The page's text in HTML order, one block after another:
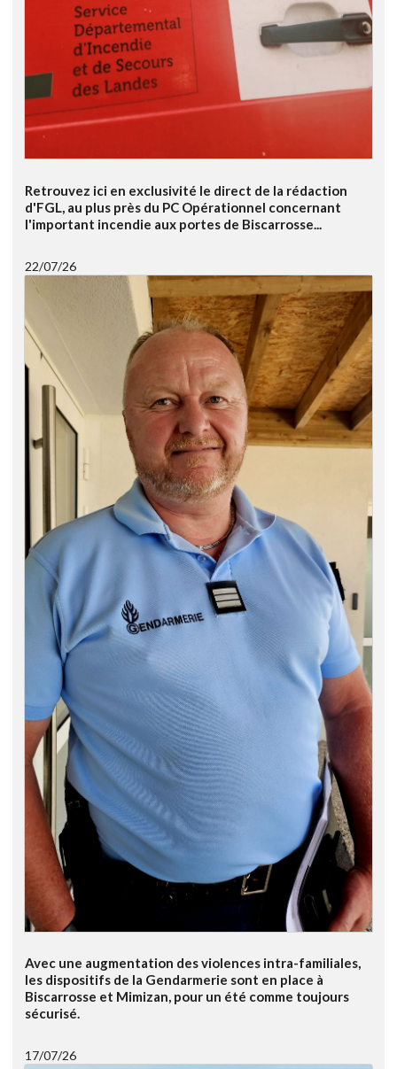
Retrouvez ici en exclusivité le direct de la rédaction
d'FGL, au plus près du PC Opérationnel concernant
l'important incendie aux portes de Biscarrosse...
22/07/26
Avec une augmentation des violences intra-familiales,
les dispositifs de la Gendarmerie sont en place à
Biscarrosse et Mimizan, pour un été comme toujours
sécurisé.
17/07/26